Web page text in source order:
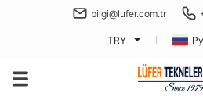
bilgi@lufer.com.tr
TRY